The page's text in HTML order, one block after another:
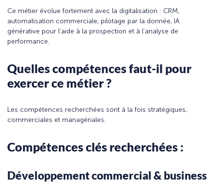
Ce métier évolue fortement avec la digitalisation : CRM,
automatisation commerciale, pilotage par la donnée, IA
générative pour l’aide à la prospection et à l’analyse de
performance.
Quelles compétences faut-il pour
exercer ce métier ?
Les compétences recherchées sont à la fois stratégiques,
commerciales et managériales.
Compétences clés recherchées :
Développement commercial & business